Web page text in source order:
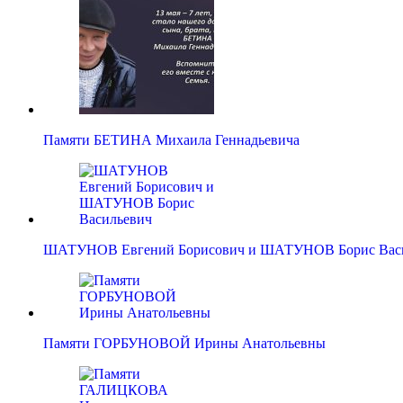
Памяти БЕТИНА Михаила Геннадьевича
ШАТУНОВ Евгений Борисович и ШАТУНОВ Борис
Памяти ГОРБУНОВОЙ Ирины Анатольевны